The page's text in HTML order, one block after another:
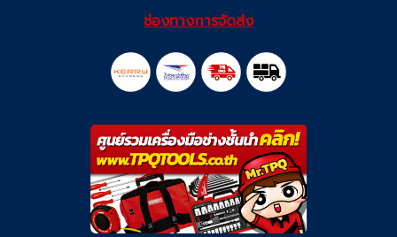
ช่องทางการจัดส่ง